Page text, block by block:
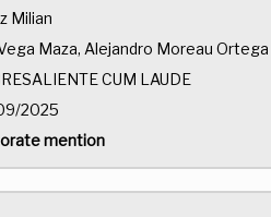
Milian
Maza, Alejandro Moreau Ortega
CUM LAUDE
2025
mention